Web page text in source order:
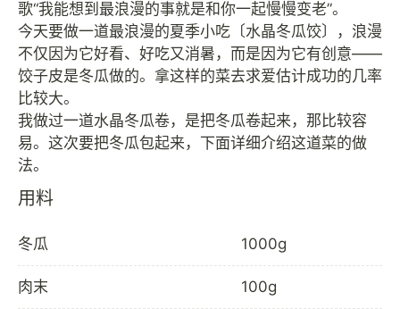
歌“我能想到最浪漫的事就是和你一起慢慢变老”。
今天要做一道最浪漫的夏季小吃〔水晶冬瓜饺〕，浪漫
不仅因为它好看、好吃又消暑，而是因为它有创意——
饺子皮是冬瓜做的。拿这样的菜去求爱估计成功的几率
比较大。
我做过一道水晶冬瓜卷，是把冬瓜卷起来，那比较容
易。这次要把冬瓜包起来，下面详细介绍这道菜的做
用料
冬瓜 1000g
肉末 100g